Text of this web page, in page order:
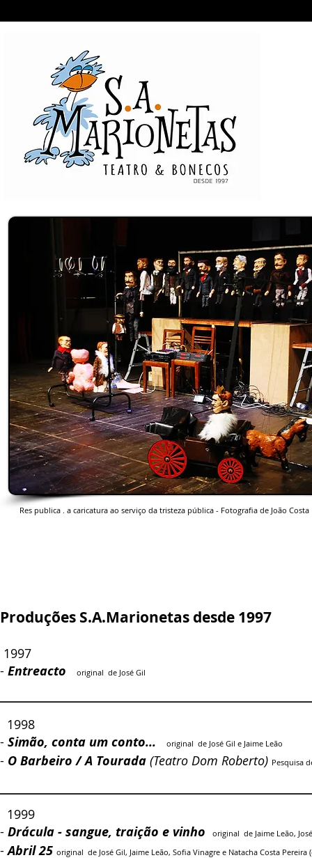
Res publica . a caricatura ao serviço da tristeza pública - Fotografia de João Costa
Produções S.A.Marionetas desde 1997
1997
- Entreacto original de José Gil​
1998
- Simão, conta um conto... original de José Gil e Jaime Leão
- O Barbeiro / A Tourada (Teatro Dom Roberto) Pesquisa
1999
- Drácula - sangue, traição e vinho original de Jaime Leão,
-Abril 25 original de José Gil, Jaime Leão, Sofia Vinagre e Natacha Costa